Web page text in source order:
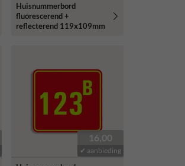
Huisnummerbord
fluorescerend +
reflecterend 119x109mm
16,00
✔ aanbieding